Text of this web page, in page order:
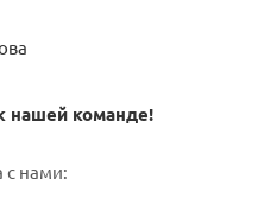
нашей команде!
с нами: